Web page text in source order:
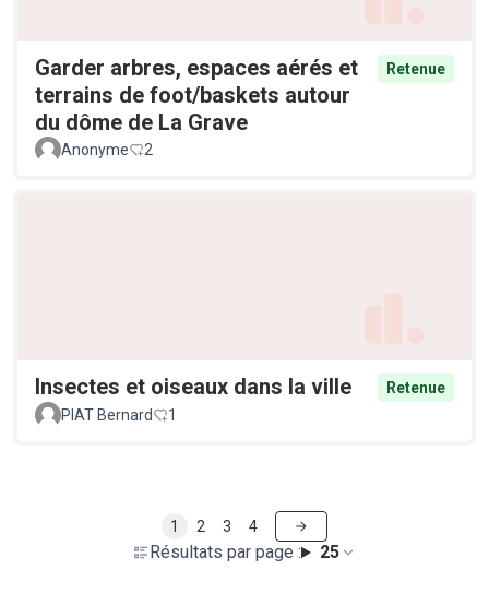
Garder arbres, espaces aérés et
terrains de foot/baskets autour
du dôme de La Grave
Retenue
Anonyme 2
Insectes et oiseaux dans la ville
Retenue
PIAT Bernard
1
Résultats par page : 25
1 2 3 4